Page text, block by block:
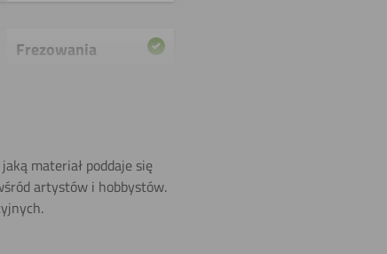
Frezowania
(wyrzynarka)
materiał poddaje się
artystów i hobbystów.